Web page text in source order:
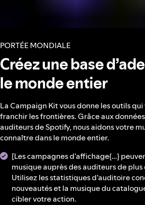
PORTÉE MONDIALE
Créez une base
le monde entier
La Campaign Kit vous donne les outils
franchir les frontières. Grâce aux
auditeurs de Spotify, nous aidons votre
connaître dans le monde entier.
[Les campagnes d’affichage{…}
musique auprès des auditeurs de plus
Utilisez les statistiques d’auditoire
nouveautés et la musique du
cibler votre action.